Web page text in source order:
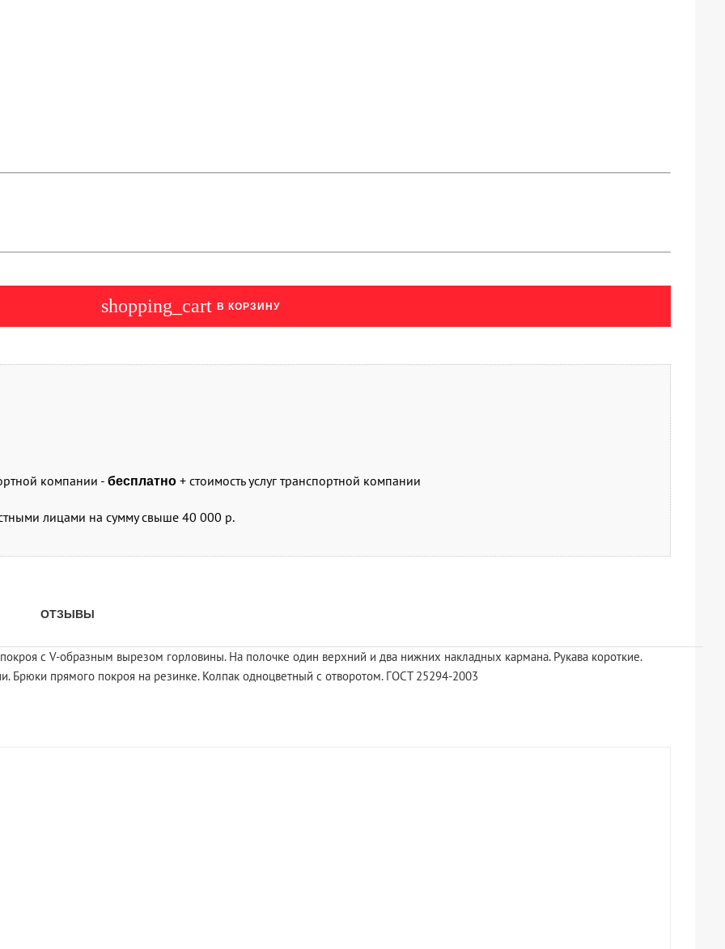
shopping_cart В КОРЗИНУ
компании - бесплатно + стоимость услуг транспортной компании
лицами на сумму свыше 40 000 р.
ОТЗЫВЫ
с V-образным вырезом горловины. На полочке один верхний и два нижних накладных кармана. Рукава короткие.
Брюки прямого покроя на резинке. Колпак одноцветный с отворотом. ГОСТ 25294-2003